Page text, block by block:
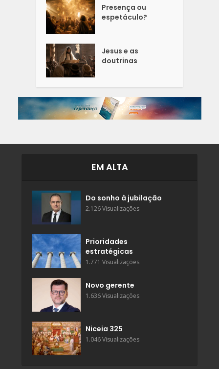
Presença ou
espetáculo?
Jesus e as
doutrinas
EM ALTA
Do sonho à jubilação
2.126 Visualizações
Prioridades
estratégicas
1.771 Visualizações
Novo gerente
1.636 Visualizações
Niceia 325
1.046 Visualizações